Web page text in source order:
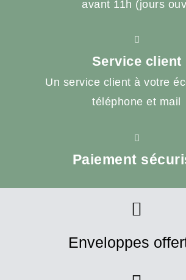
avant 11h (jours
Service client
Un service client à votre
téléphone et mail
Paiement
Enveloppes